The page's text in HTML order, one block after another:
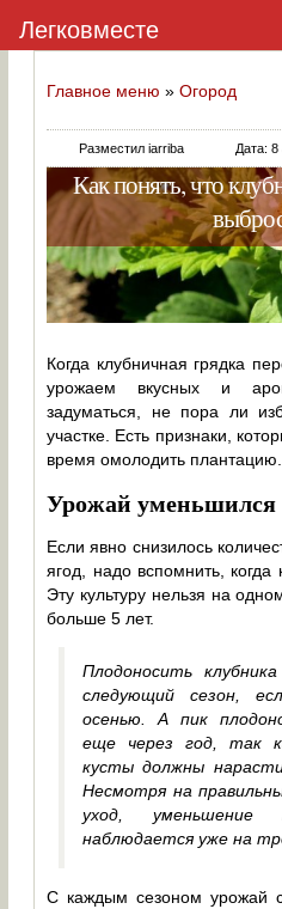
Главное меню »Огород
Разместил iarriba Дата: 8
Как понять, что
Когда клубничная грядка
урожаем вкусных и
задуматься, не пора ли
участке. Есть признаки,
время омолодить плантацию.
Урожай уменьшился
Если явно снизилось
ягод, надо вспомнить, когда
Эту культуру нельзя на
больше 5 лет.
Плодоносить
следующий сезон,
осенью. А пик
еще через год, так
кусты должны
Несмотря на
уход, уменьшение
наблюдается уже на
С каждым сезоном урожай
Легковместе